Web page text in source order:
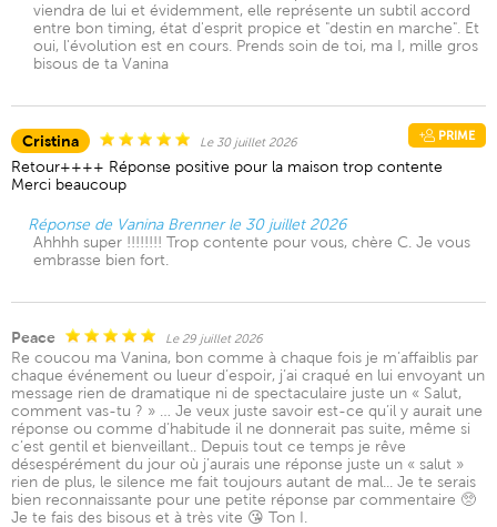
viendra de lui et évidemment, elle représente un subtil accord
entre bon timing, état d'esprit propice et "destin en marche". Et
oui, l'évolution est en cours. Prends soin de toi, ma I, mille gros
bisous de ta Vanina
Cristina Le 30 juillet 2026 PRIME
Retour++++ Réponse positive pour la maison trop contente
Merci beaucoup
Réponse de Vanina Brenner le 30 juillet 2026
Ahhhh super !!!!!!!! Trop contente pour vous, chère C. Je vous
embrasse bien fort.
Peace Le 29 juillet 2026
Re coucou ma Vanina, bon comme à chaque fois je m’affaiblis par
chaque événement ou lueur d’espoir, j’ai craqué en lui envoyant un
message rien de dramatique ni de spectaculaire juste un « Salut,
comment vas-tu ? » … Je veux juste savoir est-ce qu’il y aurait une
réponse ou comme d’habitude il ne donnerait pas suite, même si
c’est gentil et bienveillant.. Depuis tout ce temps je rêve
désespérément du jour où j’aurais une réponse juste un « salut »
rien de plus, le silence me fait toujours autant de mal... Je te serais
bien reconnaissante pour une petite réponse par commentaire 🥺
Je te fais des bisous et à très vite 😘 Ton I.